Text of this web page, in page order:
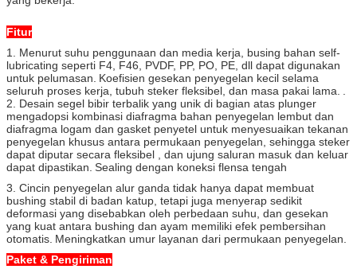
Fitur
1. Menurut suhu penggunaan dan media kerja, busing bahan self-
lubricating seperti F4, F46, PVDF, PP, PO, PE, dll dapat digunakan
untuk pelumasan. Koefisien gesekan penyegelan kecil selama
seluruh proses kerja, tubuh steker fleksibel, dan masa pakai lama.
2. Desain segel bibir terbalik yang unik di bagian atas plunger
mengadopsi kombinasi diafragma bahan penyegelan lembut dan
diafragma logam dan gasket penyetel untuk menyesuaikan tekanan
penyegelan khusus antara permukaan penyegelan, sehingga steker
dapat diputar secara fleksibel , dan ujung saluran masuk dan keluar
dapat dipastikan. Sealing dengan koneksi flensa tengah
3. Cincin penyegelan alur ganda tidak hanya dapat membuat
bushing stabil di badan katup, tetapi juga menyerap sedikit
deformasi yang disebabkan oleh perbedaan suhu, dan gesekan
yang kuat antara bushing dan ayam memiliki efek pembersihan
otomatis. Meningkatkan umur layanan dari permukaan penyegelan.
Paket & Pengiriman